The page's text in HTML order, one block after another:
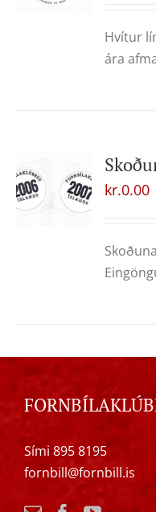
Hvítur
ára
kr.0.00
Sími 895 8195
fornbill@fornbill.is